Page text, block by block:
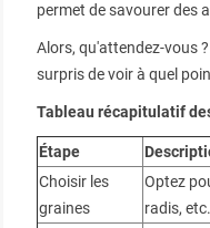
permet de savourer des
Alors, qu'attendez-vous
surpris de voir à quel
Tableau récapitulatif
Étape
Choisir les
graines
Optez
radis,